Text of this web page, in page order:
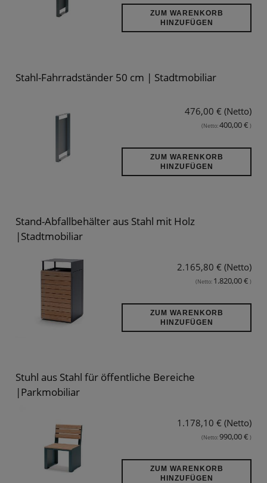
ZUM WARENKORB
HINZUFÜGEN
Stahl-Fahrradständer 50 cm | Stadtmobiliar
476,00 € (Netto)
(Netto:400,00 € )
ZUM WARENKORB
HINZUFÜGEN
Stand-Abfallbehälter aus Stahl mit Holz
|Stadtmobiliar
2.165,80 € (Netto)
(Netto: 1.820,00 € )
ZUM WARENKORB
HINZUFÜGEN
Stuhl aus Stahl für öffentliche Bereiche
|Parkmobiliar
1.178,10 € (Netto)
(Netto:990,00 € )
ZUM WARENKORB
HINZUFÜGEN